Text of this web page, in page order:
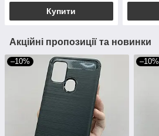
Купити
Акційні пропозиції та новинки
–10% –10%